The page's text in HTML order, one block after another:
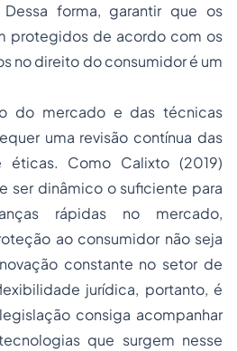
forma, garantir que os
protegidos de acordo com os
no direito do consumidor é um
do mercado e das técnicas
uma revisão contínua das
éticas. Como Calixto (2019)
ser dinâmico o suficiente para
rápidas no mercado,
ao consumidor não seja
constante no setor de
jurídica, portanto, é
consiga acompanhar
que surgem nesse